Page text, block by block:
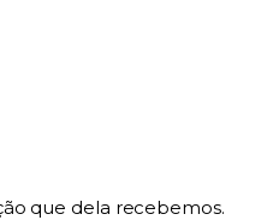
que dela recebemos.